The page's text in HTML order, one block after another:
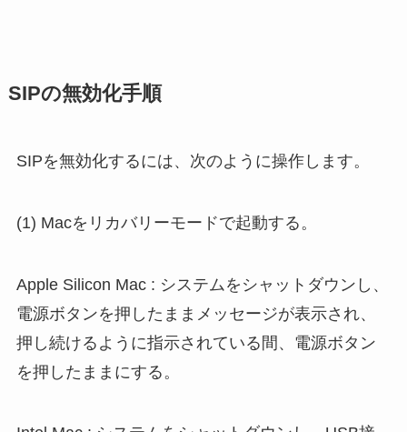
SIPの無効化手順
SIPを無効化するには、次のように操作します。
(1) Macをリカバリーモードで起動する。
Apple Silicon Mac : システムをシャットダウンし、
電源ボタンを押したままメッセージが表示され、
押し続けるように指示されている間、電源ボタン
を押したままにする。